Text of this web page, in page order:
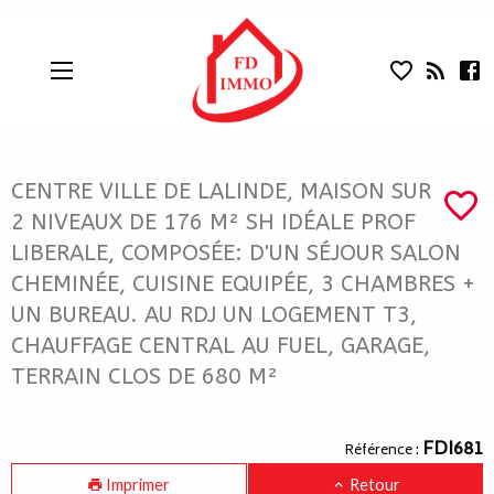
CENTRE VILLE DE LALINDE,
Liens
CENTRE VILLE DE LALINDE, MAISON SUR
2 NIVEAUX DE 176 M² SH IDÉALE PROF
LIBERALE, COMPOSÉE: D'UN SÉJOUR SALON
CHEMINÉE, CUISINE EQUIPÉE, 3 CHAMBRES +
UN BUREAU. AU RDJ UN LOGEMENT T3,
CHAUFFAGE CENTRAL AU FUEL, GARAGE,
TERRAIN CLOS DE 680 M²
Référence : FDI681
Imprimer Retour